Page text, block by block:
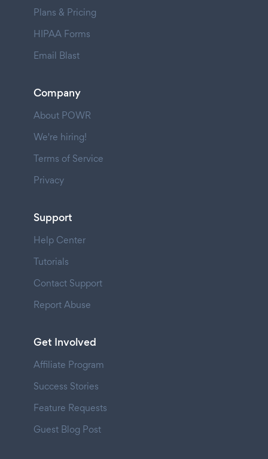
Plans & Pricing
HIPAA Forms
Email Blast
Company
About POWR
We're hiring!
Terms of Service
Privacy
Support
Help Center
Tutorials
Contact Support
Report Abuse
Get Involved
Affiliate Program
Success Stories
Feature Requests
Guest Blog Post